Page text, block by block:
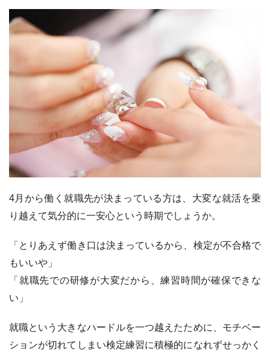
4月から働く就職先が決まっている方は、大変な就活を乗
り越えて気分的に一安心という時期でしょうか。
「とりあえず働き口は決まっているから、検定が不合格で
もいいや」
「就職先での研修が大変だから、練習時間が確保できな
い」
就職という大きなハードルを一つ越えたために、モチベー
ションが切れてしまい検定練習に積極的になれずせっかく